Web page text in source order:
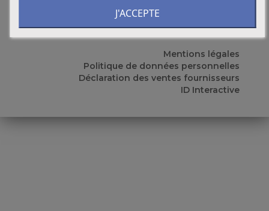
J'ACCEPTE
Mentions légales
Politique de données personnelles
Déclaration des ventes fournisseurs
ID Interactive